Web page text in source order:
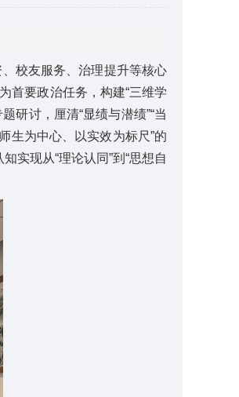
校友服务、治理提升等核心
首要政治任务，构建“三维学
研讨，厘清“显绩与潜绩”“当
生为中心、以实效为标尺”的
实现从“理论认同”到“思想自